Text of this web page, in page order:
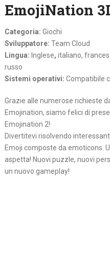
EmojiNation
Categoria: Giochi
Sviluppatore: Team Cloud
Lingua: Inglese, italiano,
russo
Sistemi operativi: Compatibile
Grazie alle numerose richieste
Emojination, siamo felici di
Emojination 2!
Divertitevi risolvendo
Emoji composte da emoticons.
aspetta! Nuovi puzzle, nuovi
un nuovo gameplay!